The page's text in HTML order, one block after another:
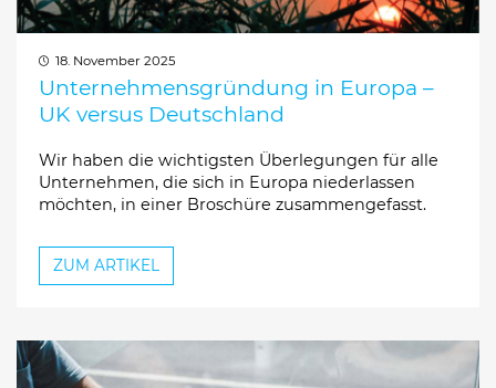
18. November 2025
Unternehmensgründung in Europa –
UK versus Deutschland
Wir haben die wichtigsten Überlegungen für alle
Unternehmen, die sich in Europa niederlassen
möchten, in einer Broschüre zusammengefasst.
ZUM ARTIKEL